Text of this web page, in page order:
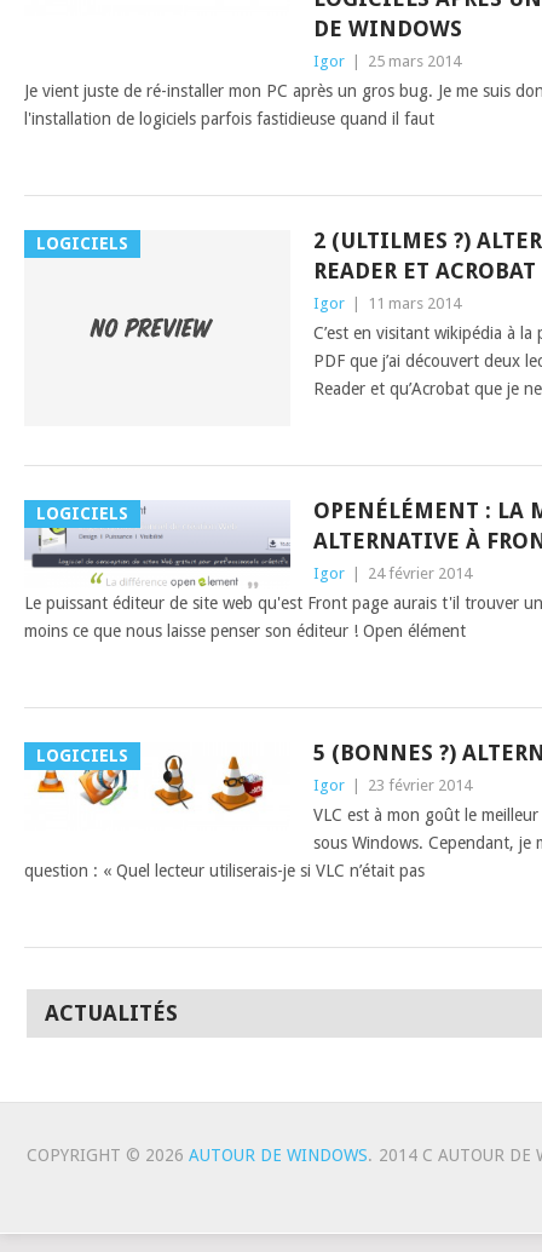
DE WINDOWS
Igor 25 mars 2014
Je vient juste de ré-installer mon PC après un gros bug. Je me suis
l'installation de logiciels parfois fastidieuse quand il faut
LOGICIELS
2 (ULTILMES ?)
READER ET ACROBAT
Igor 11 mars 2014
C’est en visitant wikipédia à
PDF que j’ai découvert deux
Reader et qu’Acrobat que je
LOGICIELS
OPENÉLÉMENT : LA
ALTERNATIVE À
Igor 24 février 2014
Le puissant éditeur de site web qu'est Front page aurais t'il trouver
moins ce que nous laisse penser son éditeur ! Open élément
LOGICIELS 5 (BONNES ?)
Igor 23 février 2014
VLC est à mon goût le
sous Windows. Cependant, je
question : « Quel lecteur utiliserais-je si VLC n’était pas
ACTUALITÉS
COPYRIGHT © 2026 AUTOUR DE WINDOWS. 2014 C AUTOUR DE